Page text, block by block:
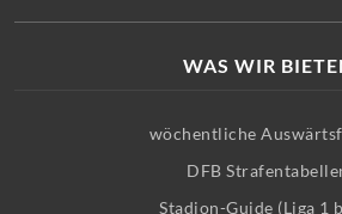
WAS WIR
wöchentliche
DFB
Stadion-Guide (Liga 1